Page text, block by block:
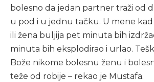
bolesno da jedan partner traži od
u pod i u jednu tačku. U mene
ili žena buljija pet minuta bih
minuta bih eksplodirao i urlao.
Bože nikome bolesnu ženu i
teže od robije – rekao je Mustafa.